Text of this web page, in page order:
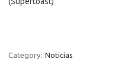
Category: Noticias